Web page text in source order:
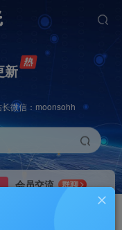
新
微信：moonsohh
会员交流
群聊